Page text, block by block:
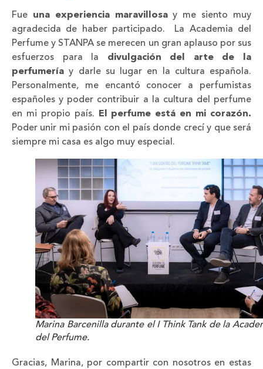
Fue una experiencia maravillosay me siento muy
agradecida de haber participado. La Academia del
Perfume y STANPA se merecen un gran aplauso por sus
esfuerzos para la divulgación del arte de la
perfumería y darle su lugar en la cultura española.
Personalmente, me encantó conocer a perfumistas
españoles y poder contribuir a la cultura del perfume
en mi propio país.
El perfume está en mi corazón.
Poder unir mi pasión con el país donde crecí y que será
siempre mi casa es algo muy especial.
Marina Barcenilla durante el I Think Tank de la
del Perfume.
Gracias, Marina, por compartir con nosotros en estas